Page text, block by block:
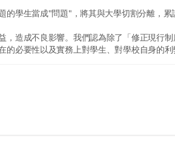
生當成"問題"，將其與大學切割分離，累
造成不良影響。我們認為除了「修正現行
必要性以及實務上對學生、對學校自身的利